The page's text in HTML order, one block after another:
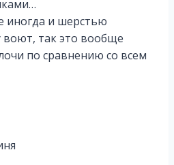
иногда и шерстью
воют, так это вообще
по сравнению со всем